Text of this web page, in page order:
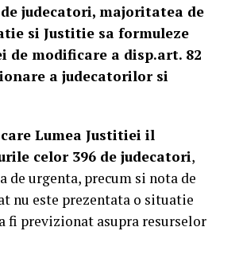
judecatori, majoritatea de
si Justitie sa formuleze
de modificare a disp.art. 82
a judecatorilor si
Lumea Justitiei il
celor 396 de judecatori,
urgenta, precum si nota de
nu este prezentata o situatie
fi previzionat asupra resurselor